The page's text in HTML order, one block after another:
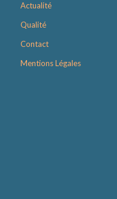
Actualité
Qualité
Contact
Mentions Légales